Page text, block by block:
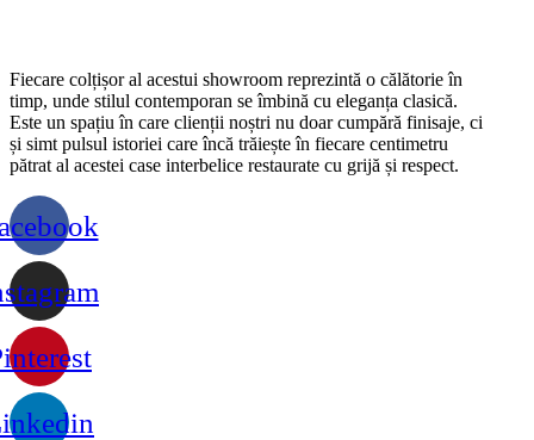
Fiecare colțișor al acestui showroom reprezintă o călătorie în
timp, unde stilul contemporan se îmbină cu eleganța clasică.
Este un spațiu în care clienții noștri nu doar cumpără finisaje, ci
și simt pulsul istoriei care încă trăiește în fiecare centimetru
pătrat al acestei case interbelice restaurate cu grijă și respect.